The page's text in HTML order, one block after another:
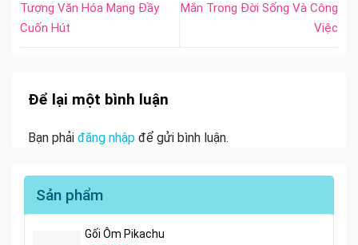
Tượng Văn Hóa Mạng Đầy
Cuốn Hút
Mắn Trong Đời Sống Và Công
Việc
Để lại một bình luận
Bạn phải đăng nhập để gửi bình luận.
Sản phẩm
Gối Ôm Pikachu